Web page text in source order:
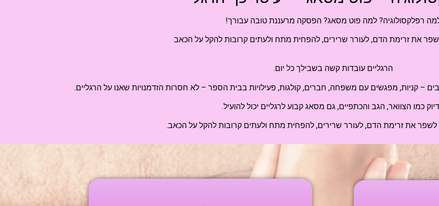
רפלקסולוגיה? למה פוט מסאג? הפסקה מרעננת טובה עבורך!
לשפר את זרימת הדם, לעורר שרירים, להפחית מתח ולעתים קרובות להקל על הכאב
הרגליים עובדות קשה בשבילך כל יום.
– קניות, מפגשים עם משפחה, חברים, קולגות, פעילויות בבית הספר – לא חסרות הזדמנויות שאנו על הרגליים.
כמו הצוואר, הגב והכתפיים, גם מסאג קבוע לרגליים יכול להועיל.
לשפר את זרימת הדם, לעורר שרירים, להפחית מתח ולעתים קרובות להקל על הכאב.